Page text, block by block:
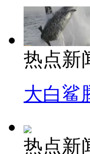
热点新
大白鲨
热点新